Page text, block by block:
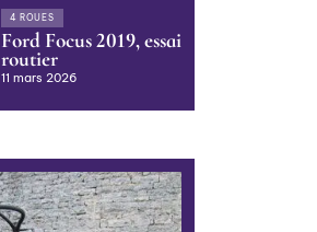
4 ROUES
Ford Focus 2019, essai
routier
11 mars 2026